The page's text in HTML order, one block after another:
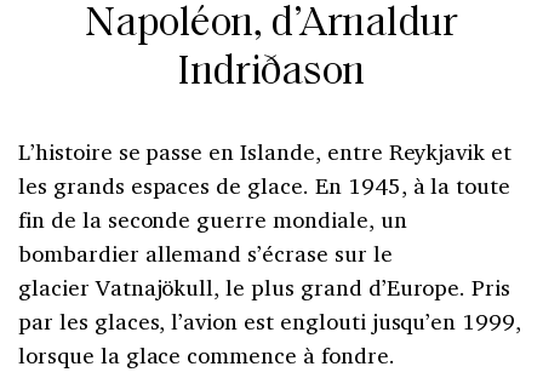
Napoléon, d’Arnaldur
Indriðason
L’histoire se passe en Islande, entre Reykjavik et
les grands espaces de glace. En 1945, à la toute
fin de la seconde guerre mondiale, un
bombardier allemand s’écrase sur le
glacier Vatnajökull, le plus grand d’Europe. Pris
par les glaces, l’avion est englouti jusqu’en 1999,
lorsque la glace commence à fondre.